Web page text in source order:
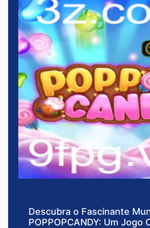
Descubra o Fascinante
POPPOPCANDY: Um Jogo